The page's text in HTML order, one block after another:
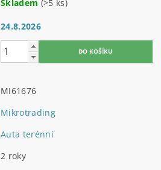
Skladem (>5 ks)
24.8.2026
MI61676
Mikrotrading
Auta terénní
2 roky